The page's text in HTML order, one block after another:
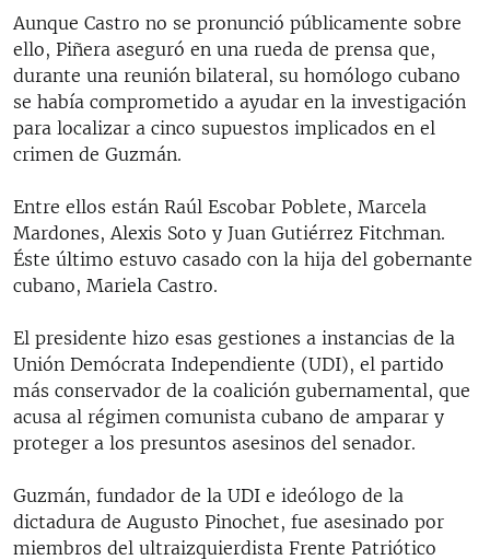
Aunque Castro no se pronunció públicamente sobre
ello, Piñera aseguró en una rueda de prensa que,
durante una reunión bilateral, su homólogo cubano
se había comprometido a ayudar en la investigación
para localizar a cinco supuestos implicados en el
crimen de Guzmán.
Entre ellos están Raúl Escobar Poblete, Marcela
Mardones, Alexis Soto y Juan Gutiérrez Fitchman.
Éste último estuvo casado con la hija del gobernante
cubano, Mariela Castro.
El presidente hizo esas gestiones a instancias de la
Unión Demócrata Independiente (UDI), el partido
más conservador de la coalición gubernamental, que
acusa al régimen comunista cubano de amparar y
proteger a los presuntos asesinos del senador.
Guzmán, fundador de la UDI e ideólogo de la
dictadura de Augusto Pinochet, fue asesinado por
miembros del ultraizquierdista Frente Patriótico